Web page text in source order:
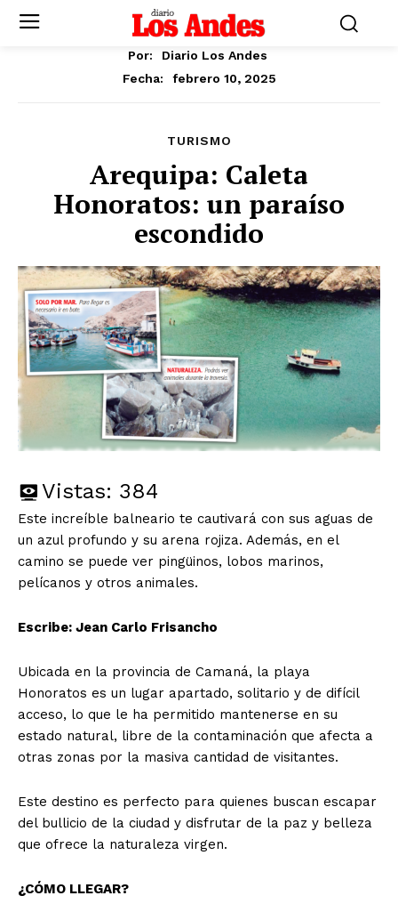
Por:
Diario Los Andes
Fecha:
febrero 10, 2025
TURISMO
Arequipa: Caleta
Honoratos: un paraíso
escondido
Vistas: 384
Este increíble balneario te cautivará con sus aguas de
un azul profundo y su arena rojiza. Además, en el
camino se puede ver pingüinos, lobos marinos,
pelícanos y otros animales.
Escribe: Jean Carlo Frisancho
Ubicada en la provincia de Camaná, la playa
Honoratos es un lugar apartado, solitario y de difícil
acceso, lo que le ha permitido mantenerse en su
estado natural, libre de la contaminación que afecta a
otras zonas por la masiva cantidad de visitantes.
Este destino es perfecto para quienes buscan escapar
del bullicio de la ciudad y disfrutar de la paz y belleza
que ofrece la naturaleza virgen.
¿CÓMO LLEGAR?